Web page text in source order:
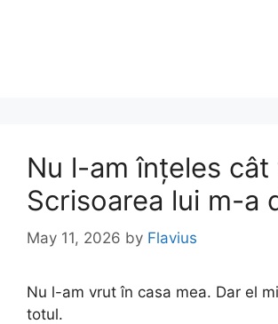
Nu l-am înțeles cât
Scrisoarea lui m-a
May 11, 2026 by Flavius
Nu l-am vrut în casa mea. Dar el
totul.